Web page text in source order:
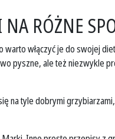
RÓŻNE
włączyć je do swojej
pyszne, ale też niezwykle
na tyle dobrymi